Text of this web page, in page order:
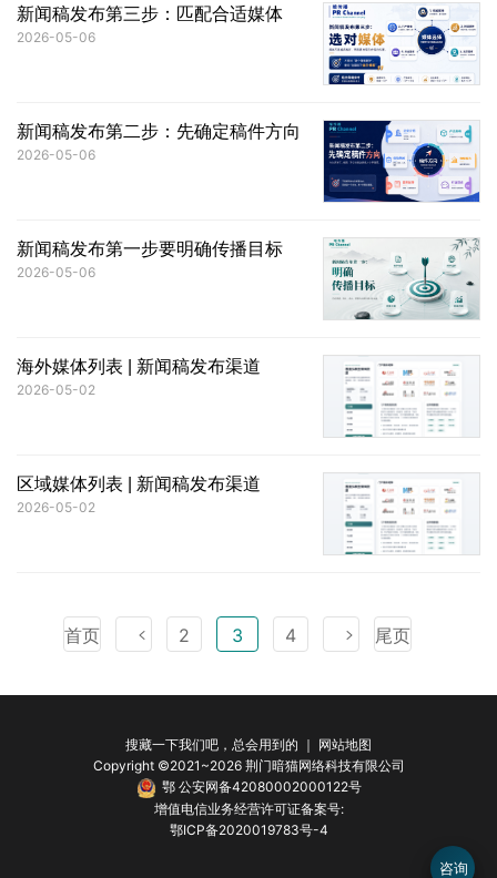
新闻稿发布第三步：匹配合适媒体
2026-05-06
新闻稿发布第二步：先确定稿件方向
2026-05-06
新闻稿发布第一步要明确传播目标
2026-05-06
海外媒体列表 | 新闻稿发布渠道
2026-05-02
区域媒体列表 | 新闻稿发布渠道
2026-05-02
首页 2 3 4 尾页
搜藏一下我们吧，总会用到的 ｜ 网站地图
Copyright ©2021~2026 荆门暗猫网络科技有限公司
鄂 公安网备42080002000122号
增值电信业务经营许可证备案号:
鄂ICP备2020019783号-4